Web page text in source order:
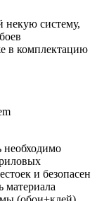
некую систему,
в комплектацию
необходимо
и безопасен
материала